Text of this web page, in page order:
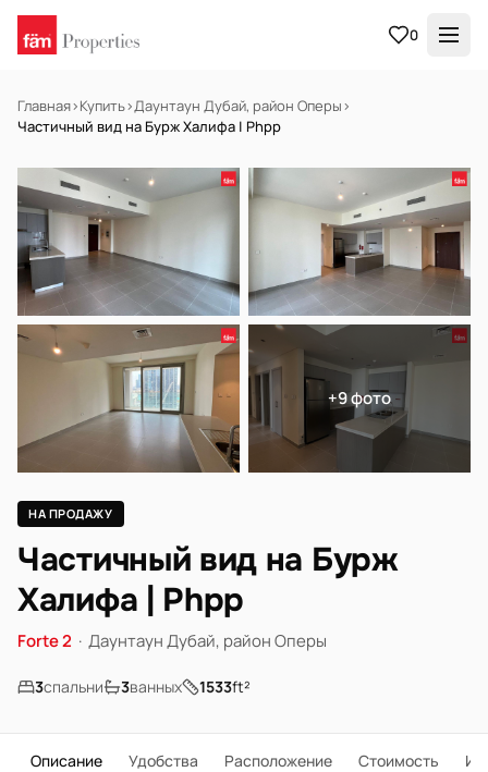
0
Главная›Купить›Даунтаун Дубай, район Оперы›
Частичный вид на Бурж Халифа | Phpp
НА ПРОДАЖУ Готов к заселению
+9 фото
НА ПРОДАЖУ
Частичный вид на Бурж
Халифа | Phpp
Forte 2 · Даунтаун Дубай, район Оперы
3спальни 3ванных 1533ft²
Описание Удобства Расположение Стоимость